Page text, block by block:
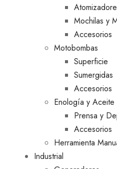
Mochilas y
Accesorios
Motobombas
Superficie
Sumergidas
Accesorios
Enología y Aceite
Prensa y
Accesorios
Herramienta
Industrial